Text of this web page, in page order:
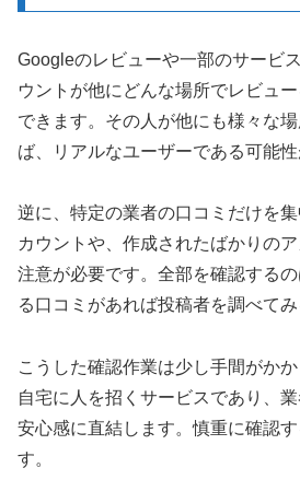
Googleのレビューや一部のサービ
ウントが他にどんな場所でレビュ
できます。その人が他にも様々な
ば、リアルなユーザーである可能性
逆に、特定の業者の口コミだけを
カウントや、作成されたばかりの
注意が必要です。全部を確認する
る口コミがあれば投稿者を調べてみ
こうした確認作業は少し手間がか
自宅に人を招くサービスであり、
安心感に直結します。慎重に確認
す。